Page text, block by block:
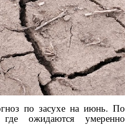
по засухе на июнь. По
ожидаются умеренно